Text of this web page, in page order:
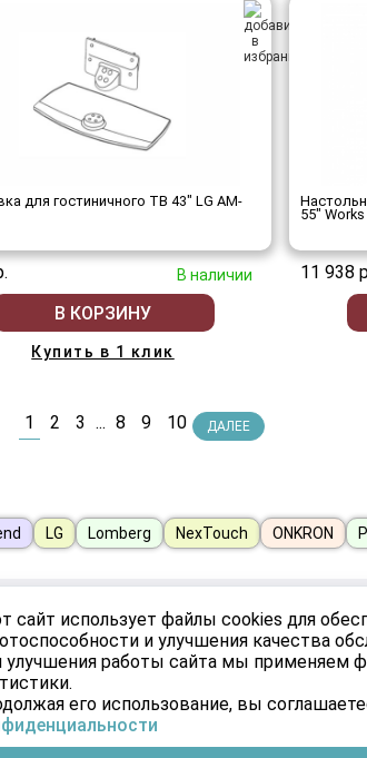
сайт использует файлы cookies для
и улучшения качества
улучшения работы сайта мы применяем
его использование, вы
для гостиничного ТВ 43" LG AM-
В наличии
В КОРЗИНУ
Купить в 1 клик
55"
11 938
1 2 3 ... 8 9 10 ДАЛЕЕ
LG Lomberg NexTouch ONKRON
Монтаж